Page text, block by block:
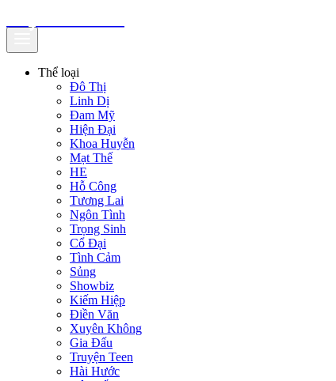
Thể loại
Đô Thị
Linh Dị
Đam Mỹ
Hiện Đại
Khoa Huyễn
Mạt Thế
HE
Hỗ Công
Tương Lai
Ngôn Tình
Trọng Sinh
Cổ Đại
Tình Cảm
Sủng
Showbiz
Kiếm Hiệp
Điền Văn
Xuyên Không
Gia Đấu
Truyện Teen
Hài Hước